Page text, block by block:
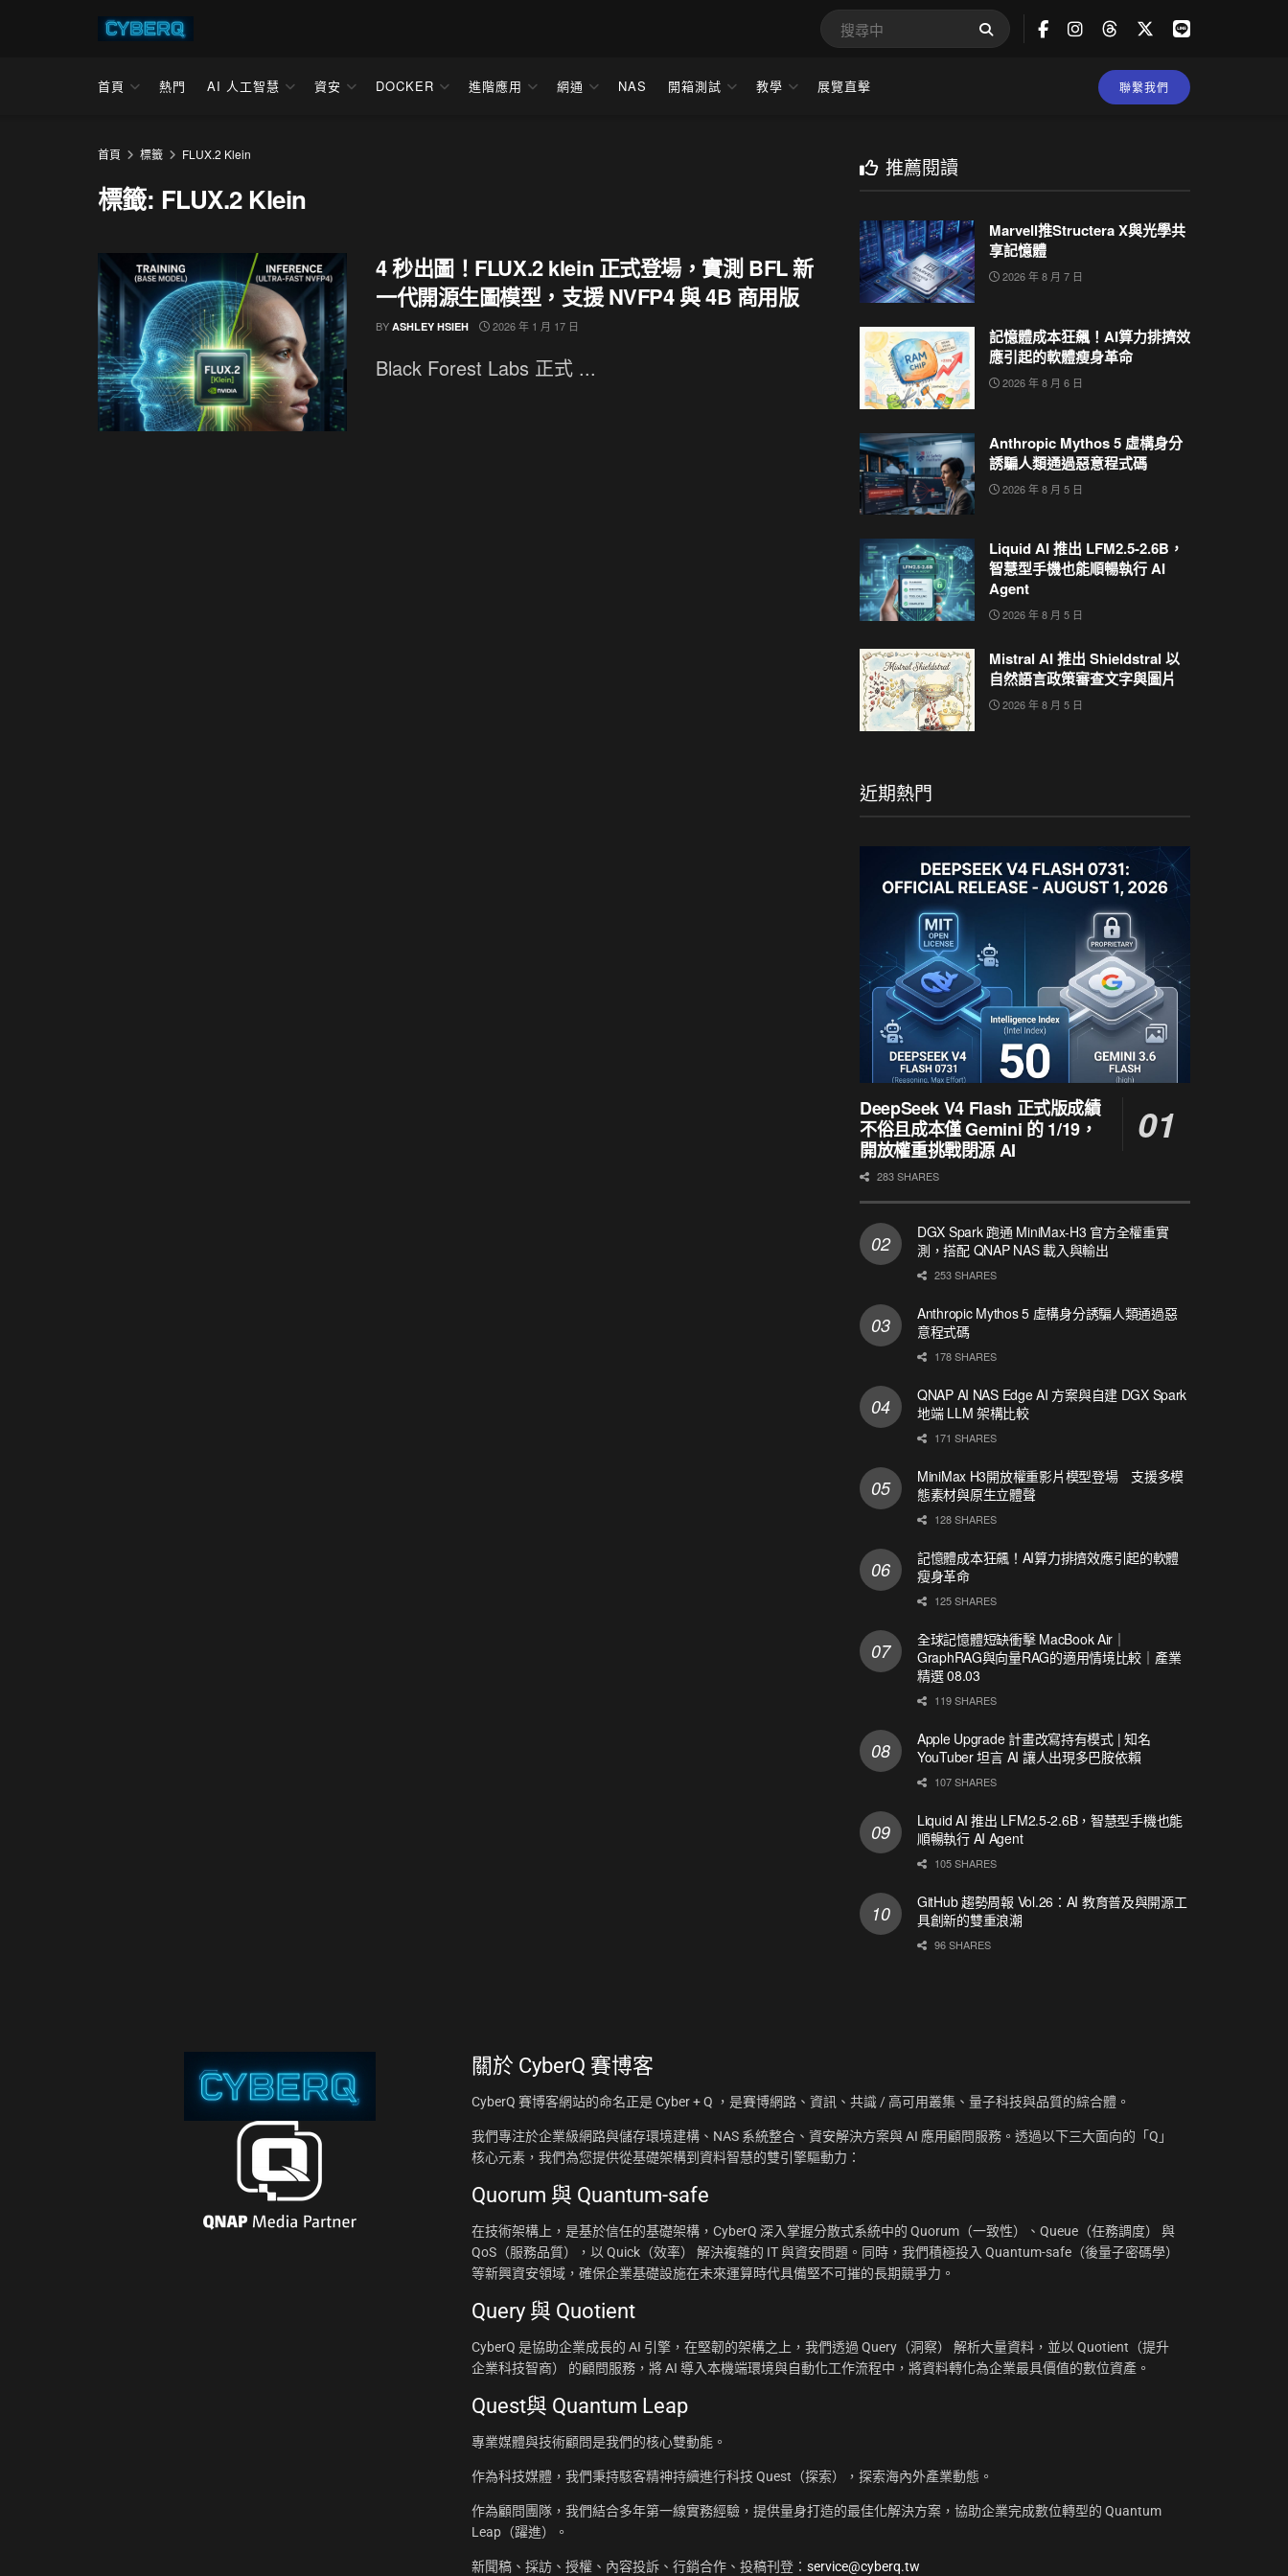
首頁 熱門 AI 人工智慧 資安 DOCKER 進階應用 網通 NAS 開箱測試 教學 展覽直擊 聯繫我們
首頁 標籤 FLUX.2 Klein
標籤: FLUX.2 Klein
4 秒出圖！FLUX.2 klein 正式登場，實測 BFL 新
一代開源生圖模型，支援 NVFP4 與 4B 商用版
BY ASHLEY HSIEH 2026 年 1 月 17 日
Black Forest Labs 正式 ...
推薦閱讀
Marvell推Structera X與光學共
享記憶體
2026 年 8 月 7 日
記憶體成本狂飆！AI算力排擠效
應引起的軟體瘦身革命
2026 年 8 月 6 日
Anthropic Mythos 5 虛構身分
誘騙人類通過惡意程式碼
2026 年 8 月 5 日
Liquid AI 推出 LFM2.5-2.6B，
智慧型手機也能順暢執行 AI
Agent
2026 年 8 月 5 日
Mistral AI 推出 Shieldstral 以
自然語言政策審查文字與圖片
2026 年 8 月 5 日
近期熱門
DeepSeek V4 Flash 正式版成績
不俗且成本僅 Gemini 的 1/19，
開放權重挑戰閉源 AI
283 SHARES
DGX Spark 跑通 MiniMax-H3 官方全權重實
測，搭配 QNAP NAS 載入與輸出
253 SHARES
Anthropic Mythos 5 虛構身分誘騙人類通過惡
意程式碼
178 SHARES
QNAP AI NAS Edge AI 方案與自建 DGX Spark
地端 LLM 架構比較
171 SHARES
MiniMax H3開放權重影片模型登場 支援多模
態素材與原生立體聲
128 SHARES
記憶體成本狂飆！AI算力排擠效應引起的軟體
瘦身革命
125 SHARES
全球記憶體短缺衝擊 MacBook Air｜
GraphRAG與向量RAG的適用情境比較｜產業
精選 08.03
119 SHARES
Apple Upgrade 計畫改寫持有模式 | 知名
YouTuber 坦言 AI 讓人出現多巴胺依賴
107 SHARES
Liquid AI 推出 LFM2.5-2.6B，智慧型手機也能
順暢執行 AI Agent
105 SHARES
GitHub 趨勢周報 Vol.26：AI 教育普及與開源工
具創新的雙重浪潮
96 SHARES
關於 CyberQ 賽博客
CyberQ 賽博客網站的命名正是 Cyber + Q ，是賽博網路、資訊、共識 / 高可用叢集、量子科技與品質的綜合體。
我們專注於企業級網路與儲存環境建構、NAS 系統整合、資安解決方案與 AI 應用顧問服務。透過以下三大面向的「Q」
核心元素，我們為您提供從基礎架構到資料智慧的雙引擎驅動力：
Quorum 與 Quantum-safe
在技術架構上，是基於信任的基礎架構，CyberQ 深入掌握分散式系統中的 Quorum（一致性）、Queue（任務調度） 與
QoS（服務品質），以 Quick（效率） 解決複雜的 IT 與資安問題。同時，我們積極投入 Quantum-safe（後量子密碼學）
等新興資安領域，確保企業基礎設施在未來運算時代具備堅不可摧的長期競爭力。
Query 與 Quotient
CyberQ 是協助企業成長的 AI 引擎，在堅韌的架構之上，我們透過 Query（洞察） 解析大量資料，並以 Quotient（提升
企業科技智商） 的顧問服務，將 AI 導入本機端環境與自動化工作流程中，將資料轉化為企業最具價值的數位資產。
Quest與 Quantum Leap
專業媒體與技術顧問是我們的核心雙動能。
作為科技媒體，我們秉持駭客精神持續進行科技 Quest（探索），探索海內外產業動態。
作為顧問團隊，我們結合多年第一線實務經驗，提供量身打造的最佳化解決方案，協助企業完成數位轉型的 Quantum
Leap（躍進）。
新聞稿、採訪、授權、內容投訴、行銷合作、投稿刊登： service@cyberq.tw